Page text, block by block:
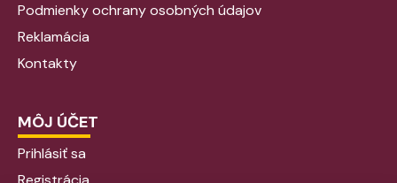
Podmienky ochrany osobných údajov
Reklamácia
Kontakty
MÔJ ÚČET
Prihlásiť sa